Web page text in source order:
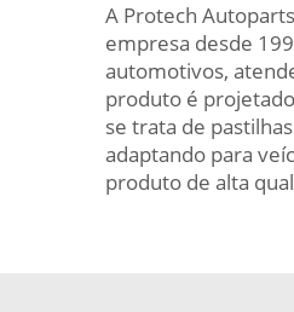
A Protech
empresa desde
automotivos,
produto é
se trata de
adaptando para
produto de alta